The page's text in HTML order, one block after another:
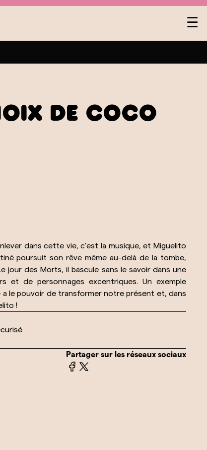
☰
de coco
dans cette vie, c'est la musique, et Miguelito
poursuit son rêve même au-delà de la tombe,
jour des Morts, il bascule sans le savoir dans une
et de personnages excentriques. Un exemple
le pouvoir de transformer notre présent et, dans
!
Partager sur les réseaux sociaux